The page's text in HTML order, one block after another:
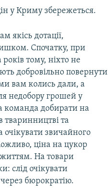
у Криму збережеться.
якісь дотації,
Спочатку, при
років тому, ніхто не
добровільно повернути
вам колись дали, а
недобору грошей у
команда добирати на
тваринництві та
звичайного
ціна на цукор
життям. На товари
слід очікувати
бюрократію.